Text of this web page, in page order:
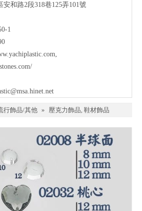
和路2段318巷125弄101號
1
行飾品/其他 » 壓克力飾品, 鞋材飾品